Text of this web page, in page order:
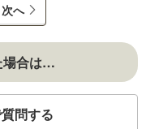
次へ
場合は…
問する